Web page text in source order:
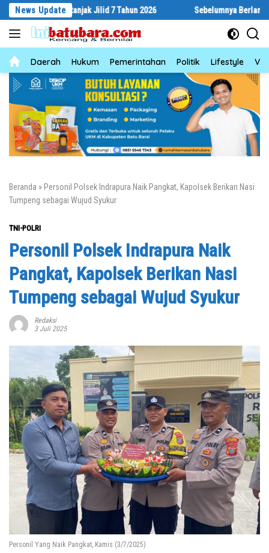
Langsung
konten
News Update
Bertanjak Jilid 7 Tahun 2026 Sebelumnya Berlantaikan Tanah
NewsDaerah Hukum Pemerintahan Politik Lifestyle
Beranda » Personil Polsek Indrapura Naik Pangkat, Kapolsek Berikan Nasi
Tumpeng sebagai Wujud Syukur
TNI-POLRI
Personil Polsek Indrapura Naik
Pangkat, Kapolsek Berikan Nasi
Tumpeng sebagai Wujud Syukur
Redaksi
3 Juli 2025
Personil Yang Naik Pangkat, Kamis (3/7/2025)